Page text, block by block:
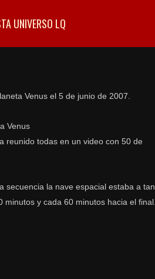
UNIVERSO LQ
Venus el 5 de junio de 2007.
Venus
reunido todas en un video con 50 de
secuencia la nave espacial estaba a tan
y cada 60 minutos hacia el final.